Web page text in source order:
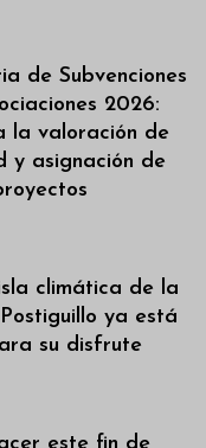
de Subvenciones
2026:
la valoración de
y asignación de
climática de la
ya está
su disfrute